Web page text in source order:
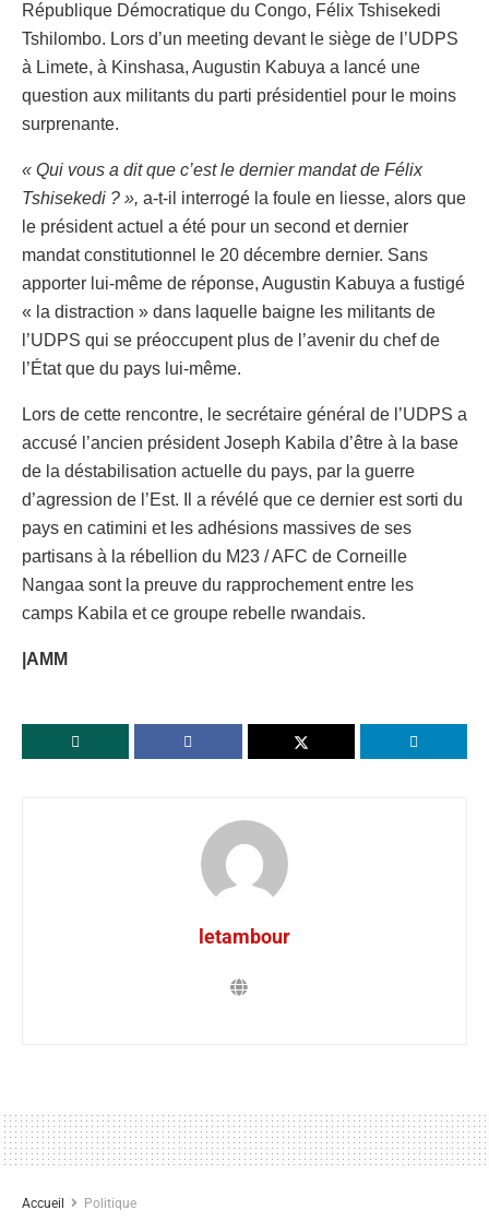
République Démocratique du Congo, Félix Tshisekedi
Tshilombo. Lors d’un meeting devant le siège de l’UDPS
à Limete, à Kinshasa, Augustin Kabuya a lancé une
question aux militants du parti présidentiel pour le moins
surprenante.
« Qui vous a dit que c’est le dernier mandat de Félix
Tshisekedi ? », a-t-il interrogé la foule en liesse, alors que
le président actuel a été pour un second et dernier
mandat constitutionnel le 20 décembre dernier. Sans
apporter lui-même de réponse, Augustin Kabuya a fustigé
« la distraction » dans laquelle baigne les militants de
l’UDPS qui se préoccupent plus de l’avenir du chef de
l’État que du pays lui-même.
Lors de cette rencontre, le secrétaire général de l’UDPS a
accusé l’ancien président Joseph Kabila d’être à la base
de la déstabilisation actuelle du pays, par la guerre
d’agression de l’Est. Il a révélé que ce dernier est sorti du
pays en catimini et les adhésions massives de ses
partisans à la rébellion du M23 / AFC de Corneille
Nangaa sont la preuve du rapprochement entre les
camps Kabila et ce groupe rebelle rwandais.
|AMM
letambour
Accueil Politique